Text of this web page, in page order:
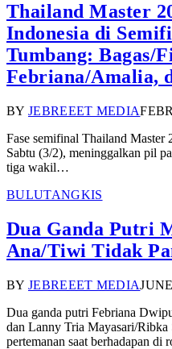
Thailand Master
Indonesia di
Tumbang: Bagas/
Febriana/Amalia,
BY JEBREEET MEDIA
Fase semifinal Thailand Master
Sabtu (3/2), meninggalkan pil
tiga wakil…
BULUTANGKIS
Dua Ganda Putri
Ana/Tiwi Tidak
BY JEBREEET MEDIA
Dua ganda putri Febriana
dan Lanny Tria Mayasari/Ribka
pertemanan saat berhadapan di